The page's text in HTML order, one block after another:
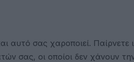
αυτό σας χαροποιεί. Παίρνετε
σας, οι οποίοι δεν χάνουν